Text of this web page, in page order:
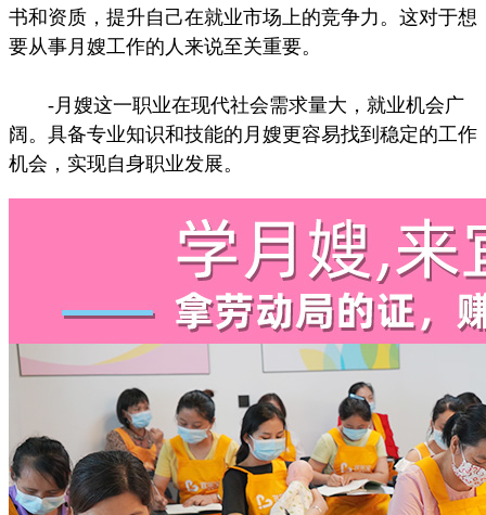
书和资质，提升自己在就业市场上的竞争力。这对于想
要从事月嫂工作的人来说至关重要。
-月嫂这一职业在现代社会需求量大，就业机会广
阔。具备专业知识和技能的月嫂更容易找到稳定的工作
机会，实现自身职业发展。